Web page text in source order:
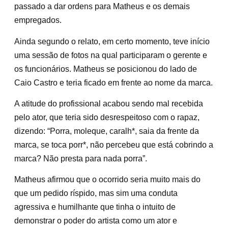
passado a dar ordens para Matheus e os demais
empregados.
Ainda segundo o relato, em certo momento, teve início
uma sessão de fotos na qual participaram o gerente e
os funcionários. Matheus se posicionou do lado de
Caio Castro e teria ficado em frente ao nome da marca.
A atitude do profissional acabou sendo mal recebida
pelo ator, que teria sido desrespeitoso com o rapaz,
dizendo: “Porra, moleque, caralh*, saia da frente da
marca, se toca porr*, não percebeu que está cobrindo a
marca? Não presta para nada porra”.
Matheus afirmou que o ocorrido seria muito mais do
que um pedido ríspido, mas sim uma conduta
agressiva e humilhante que tinha o intuito de
demonstrar o poder do artista como um ator e